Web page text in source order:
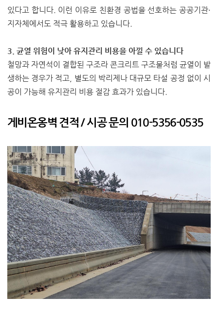
있다고 합니다. 이런 이유로 친환경 공법을 선호하는 공공기관·
지자체에서도 적극 활용하고 있습니다.
3. 균열 위험이 낮아 유지관리 비용을 아낄 수 있습니다
철망과 자연석이 결합된 구조라 콘크리트 구조물처럼 균열이 발
생하는 경우가 적고, 별도의 박리제나 대규모 타설 공정 없이 시
공이 가능해 유지관리 비용 절감 효과가 있습니다.
게비온옹벽 견적 / 시공 문의 010-5356-0535